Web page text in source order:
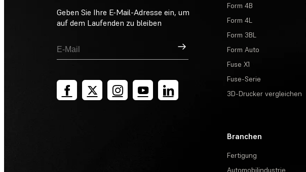
Geben Sie Ihre E-Mail-Adresse ein, um
auf dem Laufenden zu bleiben
Registrieren
Form 4B
Form 4L
Form 3BL
Form Auto
Fuse X1
Fuse-Serie
3D-Drucker vergleichen
Branchen
Fertigung
Automobilindustrie